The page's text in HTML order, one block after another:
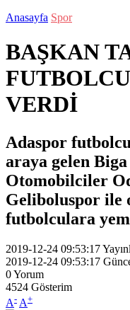
Anasayfa Spor
BAŞKAN
VERDİ
Adaspor
araya gelen
Otomobilciler
Geliboluspor ile
futbolculara
2019-12-24 09:53:17
2019-12-24 09:53:17
0Yorum
4524 Gösterim
A- A+